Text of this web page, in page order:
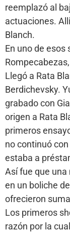
reemplazó al
actuaciones.
Blanch.
En uno de esos
Llegó a Rata
Berdichevsky.
grabado con
origen a Rata
primeros
no continuó
estaba a
Así fue que una
en un boliche
ofrecieron
Los primeros
razón por la